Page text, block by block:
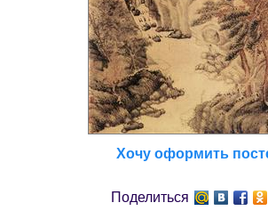
Хочу оформить
Поделиться